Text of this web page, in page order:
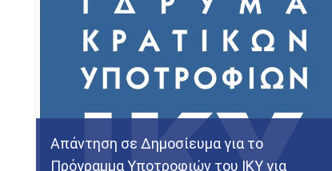
Απάντηση σε Δημοσίευμα για το
Πρόγραμμα Υποτροφιών του ΙΚΥ για